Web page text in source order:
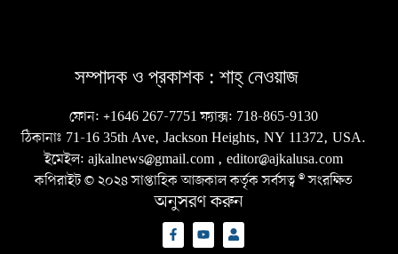
সম্পাদক ও প্রকাশক : শাহ্‌ নেওয়াজ
ফোন: +1646 267-7751ফ্যাক্স: 718-865-9130
ঠিকানাঃ 71-16 35th Ave, Jackson Heights, NY 11372, USA.
ইমেইল: ajkalnews@gmail.com , editor@ajkalusa.com
কপিরাইট © ২০২৪ সাপ্তাহিক আজকাল কর্তৃক সর্বসত্ব ® সংরক্ষিত
অনুসরণ করুন